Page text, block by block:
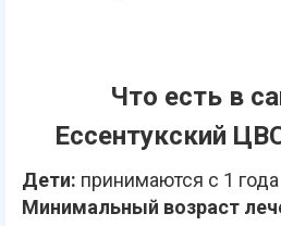
Что есть в
Ессентукский
Дети: принимаются с 1 года
Минимальный возраст